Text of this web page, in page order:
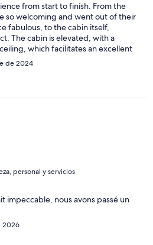
from start to finish. From the
so welcoming and went out of their
fabulous, to the cabin itself,
The cabin is elevated, with a
which facilitates an excellent
This could've been gimmicky, but it
the art wet room, and a beautifully
which allowed us to have home
enough. Waking up with a 360
is a very special experience. It
arrived beautifully packaged in a
and yougurt, as if a magical
stay; magical. Indeed, the
chances of seeing the Northern
stay! If you are looking for a more
I would strongly encourage
de 2024
personal y servicios
impeccable, nous avons passé un
2026